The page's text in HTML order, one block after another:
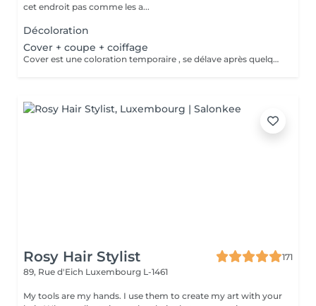
cet endroit pas comme les a...
Décoloration
Cover + coupe + coiffage
Cover est une coloration temporaire , se délave après quelques shampooings !
Rosy Hair Stylist
171
89, Rue d'Eich Luxembourg L-1461
My tools are my hands. I use them to create my art with your